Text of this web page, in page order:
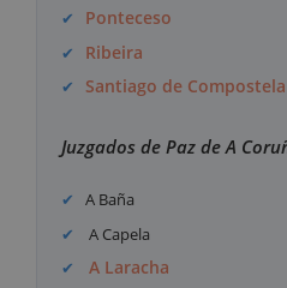
Ponteceso
Ribeira
Santiago de Compostela
Juzgados de Paz de A
A Baña
A Capela
A Laracha